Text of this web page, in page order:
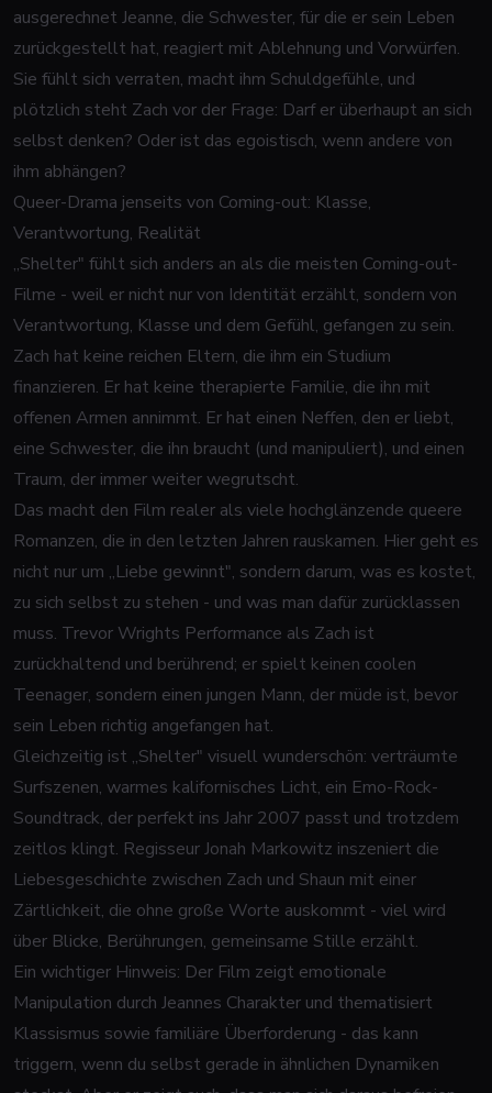
ausgerechnet Jeanne, die Schwester, für die er sein Leben
zurückgestellt hat, reagiert mit Ablehnung und Vorwürfen.
Sie fühlt sich verraten, macht ihm Schuldgefühle, und
plötzlich steht Zach vor der Frage: Darf er überhaupt an sich
selbst denken? Oder ist das egoistisch, wenn andere von
ihm abhängen?
Queer-Drama jenseits von Coming-out: Klasse,
Verantwortung, Realität
„Shelter" fühlt sich anders an als die meisten Coming-out-
Filme - weil er nicht nur von Identität erzählt, sondern von
Verantwortung, Klasse und dem Gefühl, gefangen zu sein.
Zach hat keine reichen Eltern, die ihm ein Studium
finanzieren. Er hat keine therapierte Familie, die ihn mit
offenen Armen annimmt. Er hat einen Neffen, den er liebt,
eine Schwester, die ihn braucht (und manipuliert), und einen
Traum, der immer weiter wegrutscht.
Das macht den Film realer als viele hochglänzende queere
Romanzen, die in den letzten Jahren rauskamen. Hier geht es
nicht nur um „Liebe gewinnt", sondern darum, was es kostet,
zu sich selbst zu stehen - und was man dafür zurücklassen
muss. Trevor Wrights Performance als Zach ist
zurückhaltend und berührend; er spielt keinen coolen
Teenager, sondern einen jungen Mann, der müde ist, bevor
sein Leben richtig angefangen hat.
Gleichzeitig ist „Shelter" visuell wunderschön: verträumte
Surfszenen, warmes kalifornisches Licht, ein Emo-Rock-
Soundtrack, der perfekt ins Jahr 2007 passt und trotzdem
zeitlos klingt. Regisseur Jonah Markowitz inszeniert die
Liebesgeschichte zwischen Zach und Shaun mit einer
Zärtlichkeit, die ohne große Worte auskommt - viel wird
über Blicke, Berührungen, gemeinsame Stille erzählt.
Ein wichtiger Hinweis: Der Film zeigt emotionale
Manipulation durch Jeannes Charakter und thematisiert
Klassismus sowie familiäre Überforderung - das kann
triggern, wenn du selbst gerade in ähnlichen Dynamiken